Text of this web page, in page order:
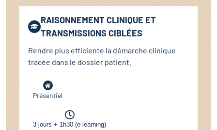
RAISONNEMENT CLINIQUE ET
TRANSMISSIONS CIBLÉES
Rendre plus efficiente la démarche clinique
tracée dans le dossier patient.
Présentiel
3 jours + 1h30 (e-learning)